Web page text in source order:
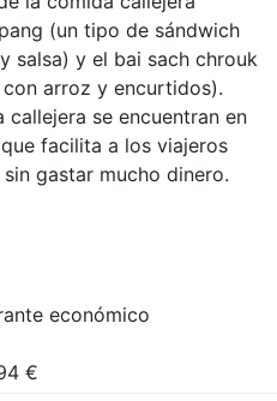
(un tipo de sándwich
salsa) y el bai sach chrouk
arroz y encurtidos).
se encuentran en
facilita a los viajeros
gastar mucho dinero.
económico
€